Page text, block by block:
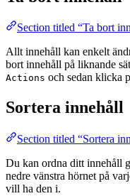
Section titled “Ta bort
Allt innehåll kan enkelt
bort innehåll på liknande
Actions och sedan klicka
Sortera innehåll
Section titled “Sortera
Du kan ordna ditt innehåll
nedre vänstra hörnet på
vill ha den i.